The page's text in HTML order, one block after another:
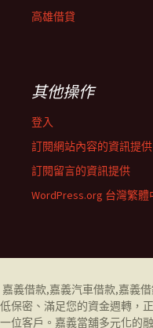
高雄借貸
其他操作
登入
訂閱網站內容的資訊提供
訂閱留言的資訊提供
WordPress.org 台灣繁體
嘉義借款,嘉義汽車借款,嘉義
低保密、滿足您的資金週轉，
一位客戶。 嘉義當舖多元化的